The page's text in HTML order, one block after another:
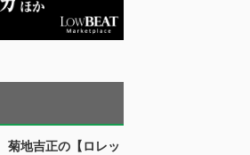
菊地吉正の【ロレッ